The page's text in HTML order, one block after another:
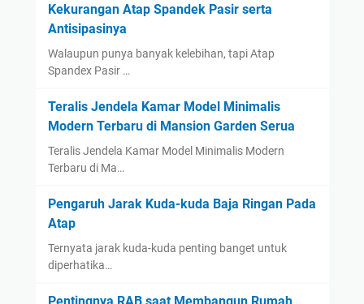
Kekurangan Atap Spandek Pasir serta
Antisipasinya
Walaupun punya banyak kelebihan, tapi Atap
Spandex Pasir …
Teralis Jendela Kamar Model Minimalis
Modern Terbaru di Mansion Garden Serua
Teralis Jendela Kamar Model Minimalis Modern
Terbaru di Ma…
Pengaruh Jarak Kuda-kuda Baja Ringan Pada
Atap
Ternyata jarak kuda-kuda penting banget untuk
diperhatika…